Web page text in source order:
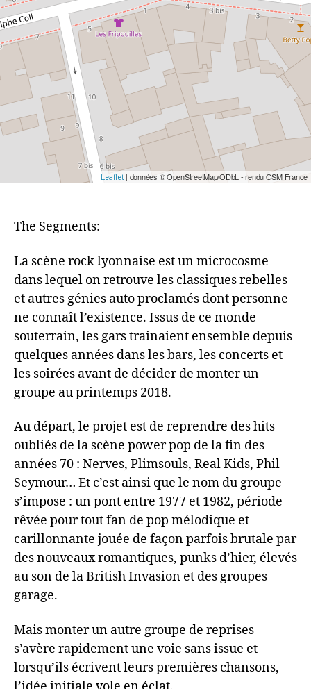
Leaflet| données © OpenStreetMap/ODbL - rendu OSM France
The Segments:
La scène rock lyonnaise est un microcosme
dans lequel on retrouve les classiques rebelles
et autres génies auto proclamés dont personne
ne connaît l’existence. Issus de ce monde
souterrain, les gars trainaient ensemble depuis
quelques années dans les bars, les concerts et
les soirées avant de décider de monter un
groupe au printemps 2018.
Au départ, le projet est de reprendre des hits
oubliés de la scène power pop de la fin des
années 70 : Nerves, Plimsouls, Real Kids, Phil
Seymour… Et c’est ainsi que le nom du groupe
s’impose : un pont entre 1977 et 1982, période
rêvée pour tout fan de pop mélodique et
carillonnante jouée de façon parfois brutale par
des nouveaux romantiques, punks d’hier, élevés
au son de la British Invasion et des groupes
garage.
Mais monter un autre groupe de reprises
s’avère rapidement une voie sans issue et
lorsqu’ils écrivent leurs premières chansons,